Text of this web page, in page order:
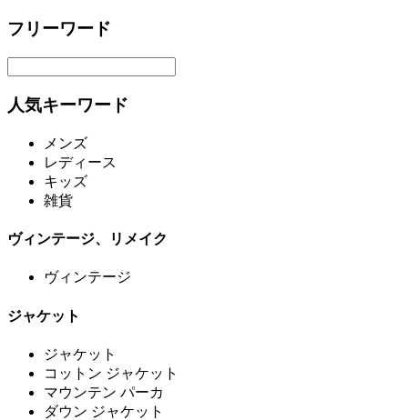
フリーワード
人気キーワード
メンズ
レディース
キッズ
雑貨
ヴィンテージ、リメイク
ヴィンテージ
ジャケット
ジャケット
コットン ジャケット
マウンテン パーカ
ダウン ジャケット